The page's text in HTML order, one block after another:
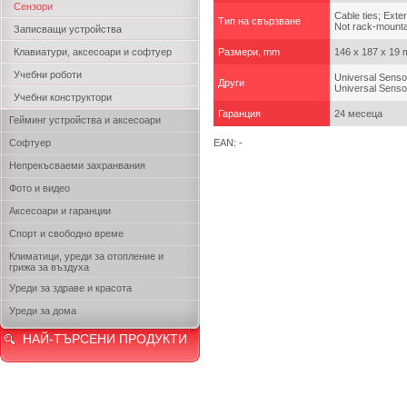
Сензори
Записващи устройства
Клавиатури, аксесоари и софтуер
Учебни роботи
Учебни конструктори
Гейминг устройства и аксесоари
Софтуер
Непрекъсваеми захранвания
Фото и видео
Аксесоари и гаранции
Спорт и свободно време
Климатици, уреди за отопление и
грижа за въздуха
Уреди за здраве и красота
Уреди за дома
НАЙ-ТЪРСЕНИ ПРОДУКТИ
Тип на свързване
Cable ties;
Not rack-
Размери, mm 146 x 187 x 19
Други
Universal
Universal
Гаранция 24 месеца
EAN: -